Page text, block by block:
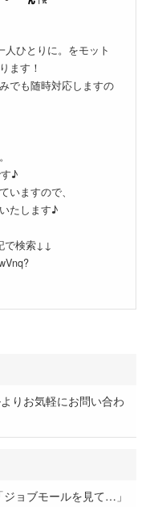
人ひとりに。をモット
ます！
でも随時対応しますの
♪
いますので、
たします♪
で検索↓↓
りお気軽にお問い合わ
ョブモールを見て…」